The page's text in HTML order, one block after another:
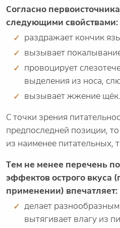
Согласно
следующими свойствами:
раздражает кончик
вызывает
провоцирует
выделения из носа,
вызывает жжение щёк.
С точки зрения
предпоследней позиции,
из наименее питательных,
Тем не менее перечень
эффектов острого вкуса
применении) впечатляет:
делает
вытягивает влагу из